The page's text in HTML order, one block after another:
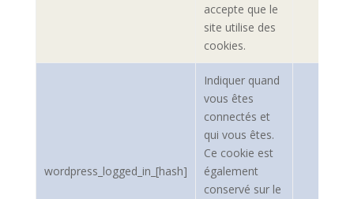
accepte que le
site utilise des
cookies.
wordpress_logged_in_[hash]
Indiquer quand
vous êtes
connectés et
qui vous êtes.
Ce cookie est
également
conservé sur le